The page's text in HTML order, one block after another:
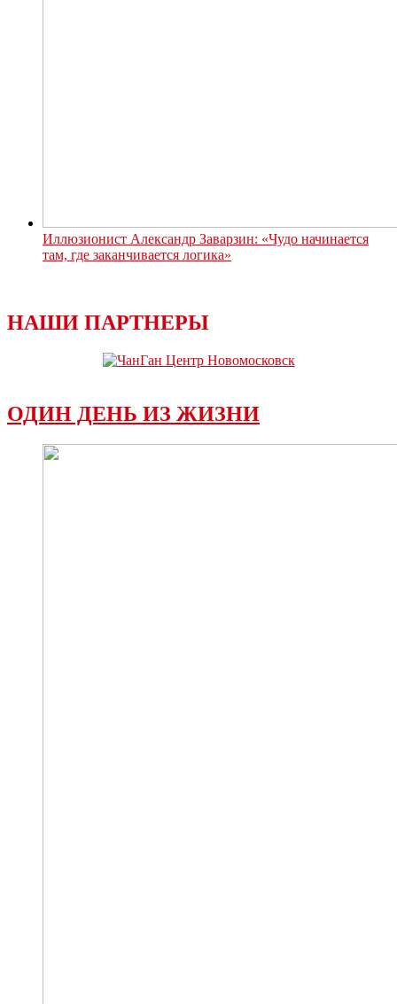
Иллюзионист Александр Заварзин: «Чудо начинается
там, где заканчивается логика»
НАШИ ПАРТНЕРЫ
ОДИН ДЕНЬ ИЗ ЖИЗНИ